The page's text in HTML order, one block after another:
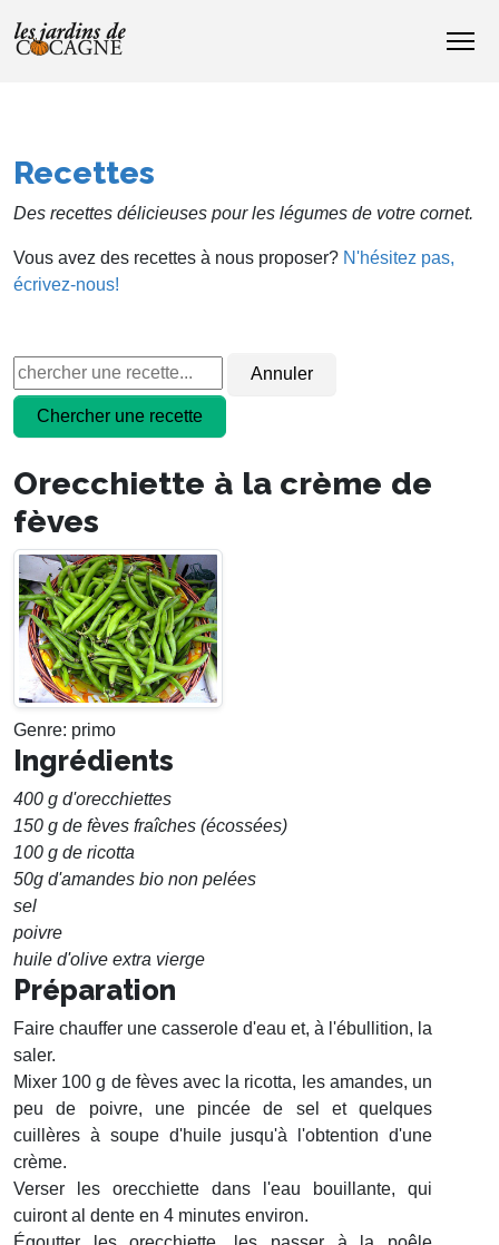
Recettes
Des recettes délicieuses pour les légumes de votre cornet.
Vous avez des recettes à nous proposer? N'hésitez pas,
écrivez-nous!
Orecchiette à la crème de
fèves
Genre: primo
Ingrédients
400 g d'orecchiettes
150 g de fèves fraîches (écossées)
100 g de ricotta
50g d'amandes bio non pelées
sel
poivre
huile d'olive extra vierge
Préparation
Faire chauffer une casserole d'eau et, à l'ébullition, la
saler.
Mixer 100 g de fèves avec la ricotta, les amandes, un
peu de poivre, une pincée de sel et quelques
cuillères à soupe d'huile jusqu'à l'obtention d'une
crème.
Verser les orecchiette dans l'eau bouillante, qui
cuiront al dente en 4 minutes environ.